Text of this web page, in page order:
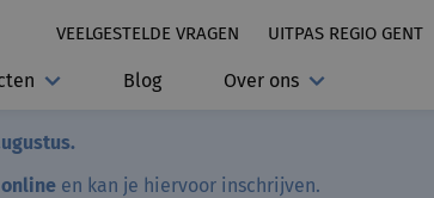
VEELGESTELDE VRAGEN UITPAS REGIO GENT
Blog Over ons
en kan je hiervoor inschrijven.